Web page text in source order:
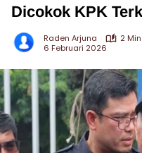
Dicokok KPK
Raden Arjuna
2
6 Februari 2026